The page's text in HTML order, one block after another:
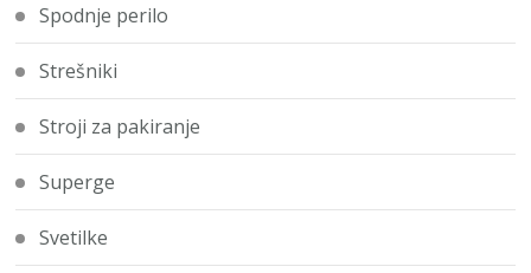
Spodnje perilo
Strešniki
Stroji za pakiranje
Superge
Svetilke